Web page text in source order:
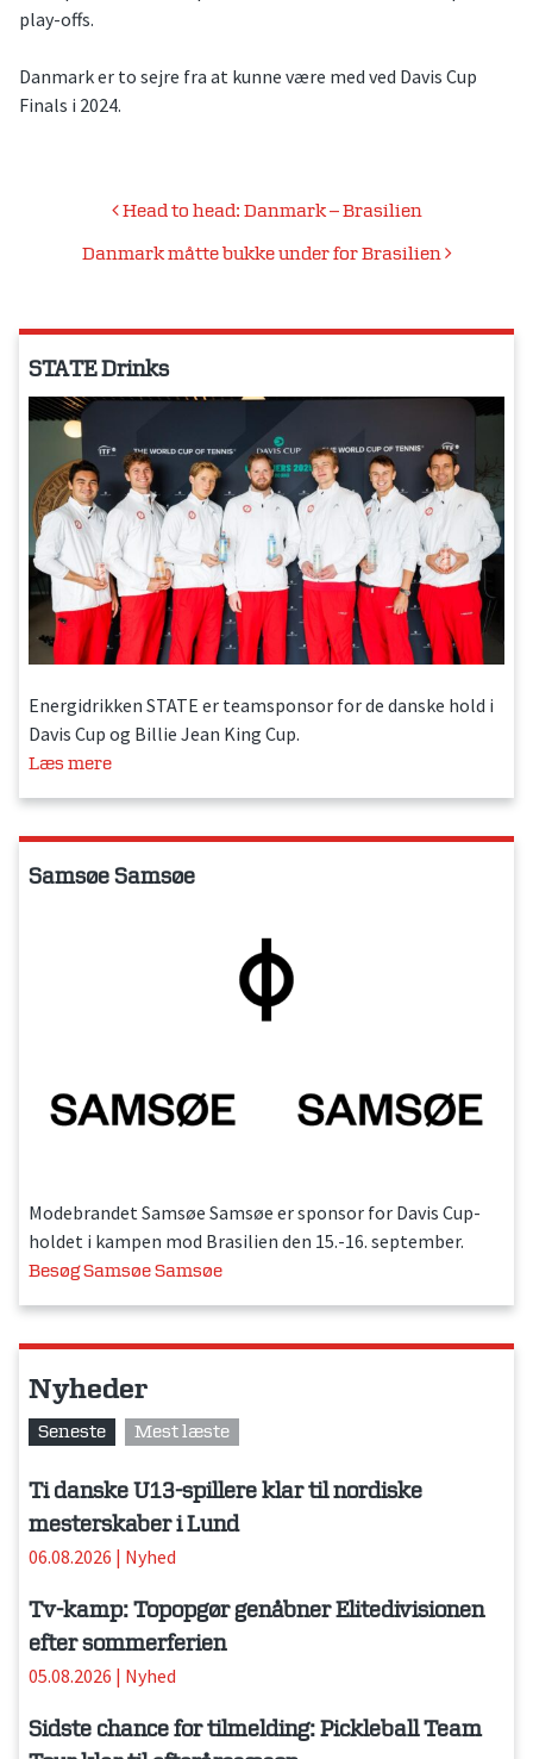
play-offs.
Danmark er to sejre fra at kunne være med ved Davis Cup
Finals i 2024.
Indlægsnavigation
Head to head: Danmark – Brasilien
Danmark måtte bukke under for Brasilien
STATE Drinks
Energidrikken STATE er teamsponsor for de danske hold i
Davis Cup og Billie Jean King Cup.
Læs mere
Samsøe Samsøe
Modebrandet Samsøe Samsøe er sponsor for Davis Cup-
holdet i kampen mod Brasilien den 15.-16. september.
Besøg Samsøe Samsøe
Nyheder
Seneste Mest læste
Ti danske U13-spillere klar til nordiske
mesterskaber i Lund
06.08.2026 | Nyhed
Tv-kamp: Topopgør genåbner Elitedivisionen
efter sommerferien
05.08.2026 | Nyhed
Sidste chance for tilmelding: Pickleball Team